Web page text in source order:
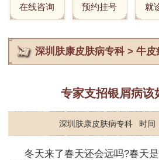
在线咨询 预约挂号 就
深圳肤康皮肤病专科>牛皮
专家支招银屑病该
深圳肤康皮肤病专科 时间
冬天来了春天还会远吗?春天